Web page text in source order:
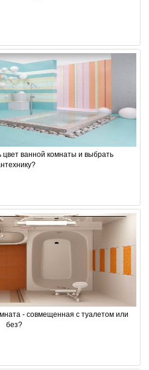
цвет ванной комнаты и выбрать
- совмещенная с туалетом или
без?